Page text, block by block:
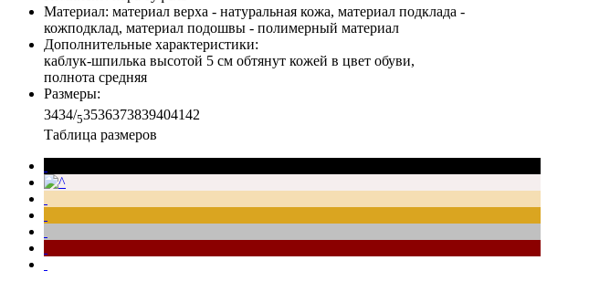
Материал: материал верха - натуральная кожа, материал подклада -
кожподклад, материал подошвы - полимерный материал
Дополнительные характеристики:
каблук-шпилька высотой 5 см обтянут кожей в цвет обуви,
полнота средняя
Размеры:
3434/53536373839404142
Таблица размеров